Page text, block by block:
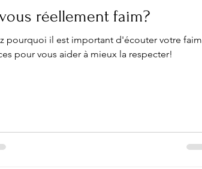
réellement faim?
pourquoi il est important d'écouter votre faim
pour vous aider à mieux la respecter!